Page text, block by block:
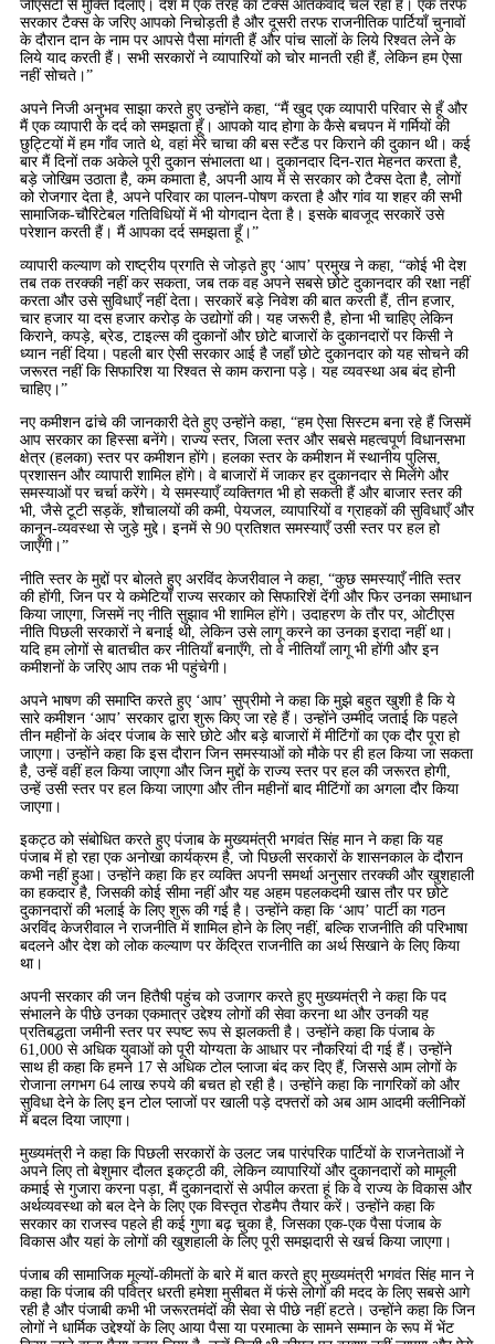
जीएसटी से मुक्ति दिलाएँ। देश में एक तरह का टैक्स आतंकवाद चल रहा है। एक तरफ
सरकार टैक्स के जरिए आपको निचोड़ती है और दूसरी तरफ राजनीतिक पार्टियाँ चुनावों
के दौरान दान के नाम पर आपसे पैसा मांगती हैं और पांच सालों के लिये रिश्वत लेने के
लिये याद करती हैं। सभी सरकारों ने व्यापारियों को चोर मानती रही हैं, लेकिन हम ऐसा
नहीं सोचते।”
अपने निजी अनुभव साझा करते हुए उन्होंने कहा, “मैं खुद एक व्यापारी परिवार से हूँ और
मैं एक व्यापारी के दर्द को समझता हूँ। आपको याद होगा के कैसे बचपन में गर्मियों की
छुट्टियों में हम गाँव जाते थे, वहां मेरे चाचा की बस स्टैंड पर किराने की दुकान थी। कई
बार मैं दिनों तक अकेले पूरी दुकान संभालता था। दुकानदार दिन-रात मेहनत करता है,
बड़े जोखिम उठाता है, कम कमाता है, अपनी आय में से सरकार को टैक्स देता है, लोगों
को रोजगार देता है, अपने परिवार का पालन-पोषण करता है और गांव या शहर की सभी
सामाजिक-चौरिटेबल गतिविधियों में भी योगदान देता है। इसके बावजूद सरकारें उसे
परेशान करती हैं। मैं आपका दर्द समझता हूँ।”
व्यापारी कल्याण को राष्ट्रीय प्रगति से जोड़ते हुए ‘आप’ प्रमुख ने कहा, “कोई भी देश
तब तक तरक्की नहीं कर सकता, जब तक वह अपने सबसे छोटे दुकानदार की रक्षा नहीं
करता और उसे सुविधाएँ नहीं देता। सरकारें बड़े निवेश की बात करती हैं, तीन हजार,
चार हजार या दस हजार करोड़ के उद्योगों की। यह जरूरी है, होना भी चाहिए लेकिन
किराने, कपड़े, ब्रेड, टाइल्स की दुकानों और छोटे बाजारों के दुकानदारों पर किसी ने
ध्यान नहीं दिया। पहली बार ऐसी सरकार आई है जहाँ छोटे दुकानदार को यह सोचने की
जरूरत नहीं कि सिफारिश या रिश्वत से काम कराना पड़े। यह व्यवस्था अब बंद होनी
चाहिए।”
नए कमीशन ढांचे की जानकारी देते हुए उन्होंने कहा, “हम ऐसा सिस्टम बना रहे हैं जिसमें
आप सरकार का हिस्सा बनेंगे। राज्य स्तर, जिला स्तर और सबसे महत्वपूर्ण विधानसभा
क्षेत्र (हलका) स्तर पर कमीशन होंगे। हलका स्तर के कमीशन में स्थानीय पुलिस,
प्रशासन और व्यापारी शामिल होंगे। वे बाजारों में जाकर हर दुकानदार से मिलेंगे और
समस्याओं पर चर्चा करेंगे। ये समस्याएँ व्यक्तिगत भी हो सकती हैं और बाजार स्तर की
भी, जैसे टूटी सड़कें, शौचालयों की कमी, पेयजल, व्यापारियों व ग्राहकों की सुविधाएँ और
कानून-व्यवस्था से जुड़े मुद्दे। इनमें से 90 प्रतिशत समस्याएँ उसी स्तर पर हल हो
जाएँगी।”
नीति स्तर के मुद्दों पर बोलते हुए अरविंद केजरीवाल ने कहा, “कुछ समस्याएँ नीति स्तर
की होंगी, जिन पर ये कमेटियाँ राज्य सरकार को सिफारिशें देंगी और फिर उनका समाधान
किया जाएगा, जिसमें नए नीति सुझाव भी शामिल होंगे। उदाहरण के तौर पर, ओटीएस
नीति पिछली सरकारों ने बनाई थी, लेकिन उसे लागू करने का उनका इरादा नहीं था।
यदि हम लोगों से बातचीत कर नीतियाँ बनाएँगे, तो वे नीतियाँ लागू भी होंगी और इन
कमीशनों के जरिए आप तक भी पहुंचेगी।
अपने भाषण की समाप्ति करते हुए ‘आप’ सुप्रीमो ने कहा कि मुझे बहुत खुशी है कि ये
सारे कमीशन ‘आप’ सरकार द्वारा शुरू किए जा रहे हैं। उन्होंने उम्मीद जताई कि पहले
तीन महीनों के अंदर पंजाब के सारे छोटे और बड़े बाजारों में मीटिंगों का एक दौर पूरा हो
जाएगा। उन्होंने कहा कि इस दौरान जिन समस्याओं को मौके पर ही हल किया जा सकता
है, उन्हें वहीं हल किया जाएगा और जिन मुद्दों के राज्य स्तर पर हल की जरूरत होगी,
उन्हें उसी स्तर पर हल किया जाएगा और तीन महीनों बाद मीटिंगों का अगला दौर किया
जाएगा।
इकट्ठ को संबोधित करते हुए पंजाब के मुख्यमंत्री भगवंत सिंह मान ने कहा कि यह
पंजाब में हो रहा एक अनोखा कार्यक्रम है, जो पिछली सरकारों के शासनकाल के दौरान
कभी नहीं हुआ। उन्होंने कहा कि हर व्यक्ति अपनी समर्था अनुसार तरक्की और खुशहाली
का हकदार है, जिसकी कोई सीमा नहीं और यह अहम पहलकदमी खास तौर पर छोटे
दुकानदारों की भलाई के लिए शुरू की गई है। उन्होंने कहा कि ‘आप’ पार्टी का गठन
अरविंद केजरीवाल ने राजनीति में शामिल होने के लिए नहीं, बल्कि राजनीति की परिभाषा
बदलने और देश को लोक कल्याण पर केंद्रित राजनीति का अर्थ सिखाने के लिए किया
था।
अपनी सरकार की जन हितैषी पहुंच को उजागर करते हुए मुख्यमंत्री ने कहा कि पद
संभालने के पीछे उनका एकमात्र उद्देश्य लोगों की सेवा करना था और उनकी यह
प्रतिबद्धता जमीनी स्तर पर स्पष्ट रूप से झलकती है। उन्होंने कहा कि पंजाब के
61,000 से अधिक युवाओं को पूरी योग्यता के आधार पर नौकरियां दी गई हैं। उन्होंने
साथ ही कहा कि हमने 17 से अधिक टोल प्लाजा बंद कर दिए हैं, जिससे आम लोगों के
रोजाना लगभग 64 लाख रुपये की बचत हो रही है। उन्होंने कहा कि नागरिकों को और
सुविधा देने के लिए इन टोल प्लाजों पर खाली पड़े दफ्तरों को अब आम आदमी क्लीनिकों
में बदल दिया जाएगा।
मुख्यमंत्री ने कहा कि पिछली सरकारों के उलट जब पारंपरिक पार्टियों के राजनेताओं ने
अपने लिए तो बेशुमार दौलत इकट्ठी की, लेकिन व्यापारियों और दुकानदारों को मामूली
कमाई से गुजारा करना पड़ा, मैं दुकानदारों से अपील करता हूं कि वे राज्य के विकास और
अर्थव्यवस्था को बल देने के लिए एक विस्तृत रोडमैप तैयार करें। उन्होंने कहा कि
सरकार का राजस्व पहले ही कई गुणा बढ़ चुका है, जिसका एक-एक पैसा पंजाब के
विकास और यहां के लोगों की खुशहाली के लिए पूरी समझदारी से खर्च किया जाएगा।
पंजाब की सामाजिक मूल्यों-कीमतों के बारे में बात करते हुए मुख्यमंत्री भगवंत सिंह मान ने
कहा कि पंजाब की पवित्र धरती हमेशा मुसीबत में फंसे लोगों की मदद के लिए सबसे आगे
रही है और पंजाबी कभी भी जरूरतमंदों की सेवा से पीछे नहीं हटते। उन्होंने कहा कि जिन
लोगों ने धार्मिक उद्देश्यों के लिए आया पैसा या परमात्मा के सामने सम्मान के रूप में भेंट